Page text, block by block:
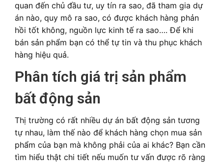
quan đến chủ đầu tư, uy tín ra sao, đã tham gia dự
án nào, quy mô ra sao, có được khách hàng phản
hồi tốt không, nguồn lực kinh tế ra sao…. Để khi
bán sản phẩm bạn có thể tự tin và thu phục khách
hàng hiệu quả.
Phân tích giá trị sản phẩm
bất động sản
Thị trường có rất nhiều dự án bất động sản tương
tự nhau, làm thế nào để khách hàng chọn mua sản
phẩm của bạn mà không phải của ai khác? Bạn cần
tìm hiểu thật chi tiết nếu muốn tư vấn được rõ ràng